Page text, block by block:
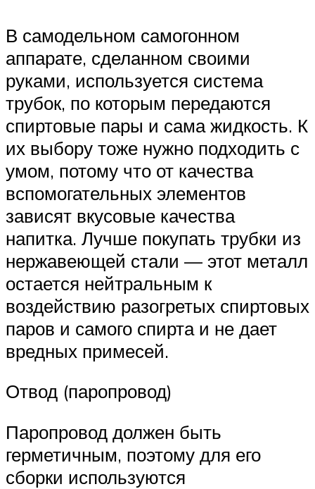
В самодельном самогонном
аппарате, сделанном своими
руками, используется система
трубок, по которым передаются
спиртовые пары и сама жидкость. К
их выбору тоже нужно подходить с
умом, потому что от качества
вспомогательных элементов
зависят вкусовые качества
напитка. Лучше покупать трубки из
нержавеющей стали — этот металл
остается нейтральным к
воздействию разогретых спиртовых
паров и самого спирта и не дает
вредных примесей.
Отвод (паропровод)
Паропровод должен быть
герметичным, поэтому для его
сборки используются